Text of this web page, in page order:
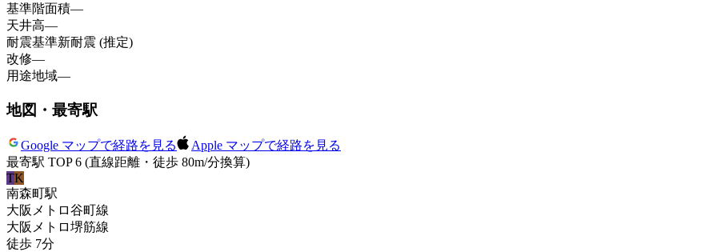
基準階面積—
天井高—
耐震基準新耐震 (推定)
改修—
用途地域—
地図・最寄駅
Google マップで経路を見る
Apple マップで経路を見る
最寄駅 TOP 6 (直線距離・徒歩 80m/分換算)
TK
南森町駅
大阪メトロ谷町線
大阪メトロ堺筋線
徒歩 7分